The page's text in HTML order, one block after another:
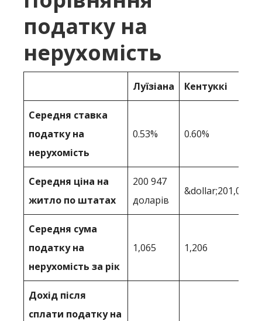
податку на
нерухомість
Луїзіана Кентуккі
Середня ставка
податку на
нерухомість
0.53% 0.60%
Середня ціна на
житло по штатах
200 947
доларів
&dollar;201,033
Середня сума
податку на
нерухомість за рік
1,065 1,206
Дохід після
сплати податку на